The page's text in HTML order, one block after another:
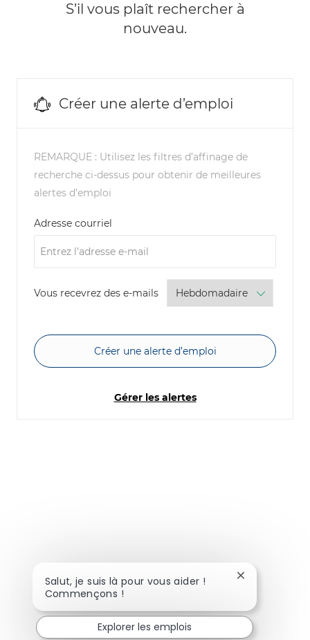
S’il vous plaît rechercher à
nouveau.
Créer une alerte d’emploi
REMARQUE : Utilisez les filtres d’affinage de
recherche ci-dessus pour obtenir de meilleures
alertes d’emploi
Adresse courriel
Vous recevrez des e-mailsRequired
Créer une alerte d’emploi
Gérer les alertes
Salut, je suis là pour vous aider !
Commençons !
Fermer la
Explorer les emplois